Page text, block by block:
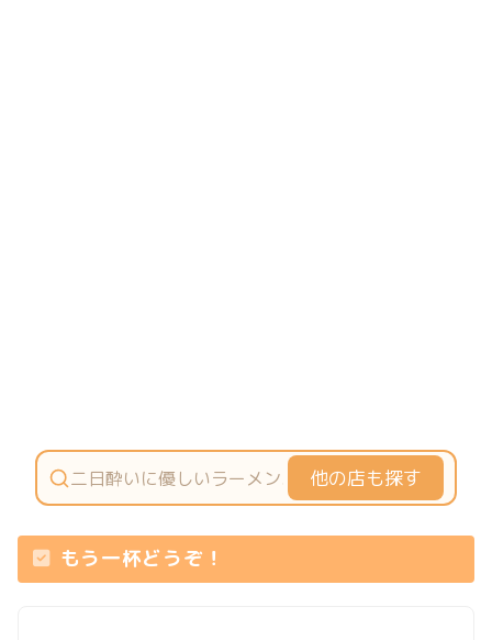
他の店も探す
もう一杯どうぞ！